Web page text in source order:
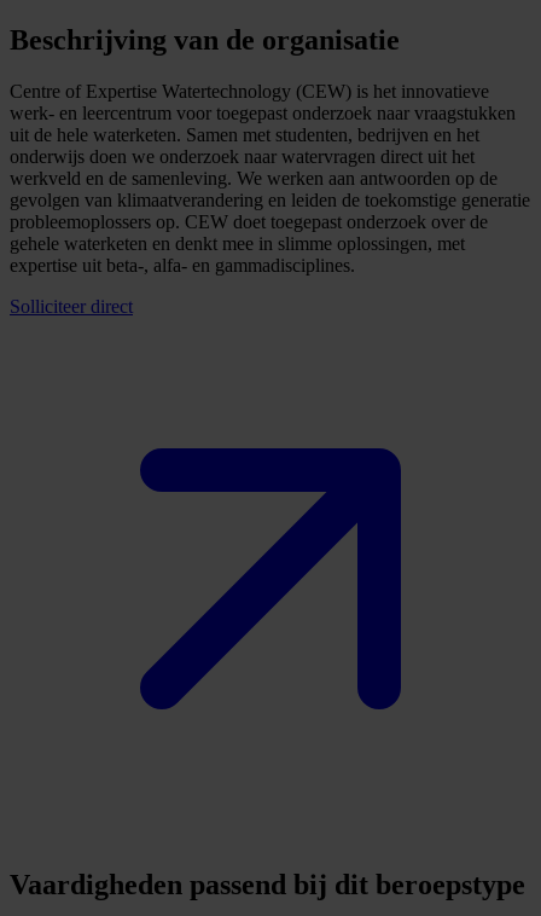
Beschrijving van de organisatie
Centre of Expertise Watertechnology (CEW) is het innovatieve
werk- en leercentrum voor toegepast onderzoek naar vraagstukken
uit de hele waterketen. Samen met studenten, bedrijven en het
onderwijs doen we onderzoek naar watervragen direct uit het
werkveld en de samenleving. We werken aan antwoorden op de
gevolgen van klimaatverandering en leiden de toekomstige generatie
probleemoplossers op. CEW doet toegepast onderzoek over de
gehele waterketen en denkt mee in slimme oplossingen, met
expertise uit beta-, alfa- en gammadisciplines.
Solliciteer direct
Vaardigheden passend bij dit beroepstype